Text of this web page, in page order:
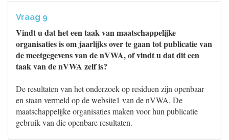
Vraag 9
Vindt u dat het een taak van maatschappelijke
organisaties is om jaarlijks over te gaan tot publicatie van
de meetgegevens van de nVWA, of vindt u dat dit een
taak van de nVWA zelf is?
De resultaten van het onderzoek op residuen zijn openbaar
en staan vermeld op de website1 van de nVWA. De
maatschappelijke organisaties maken voor hun publicatie
gebruik van die openbare resultaten.